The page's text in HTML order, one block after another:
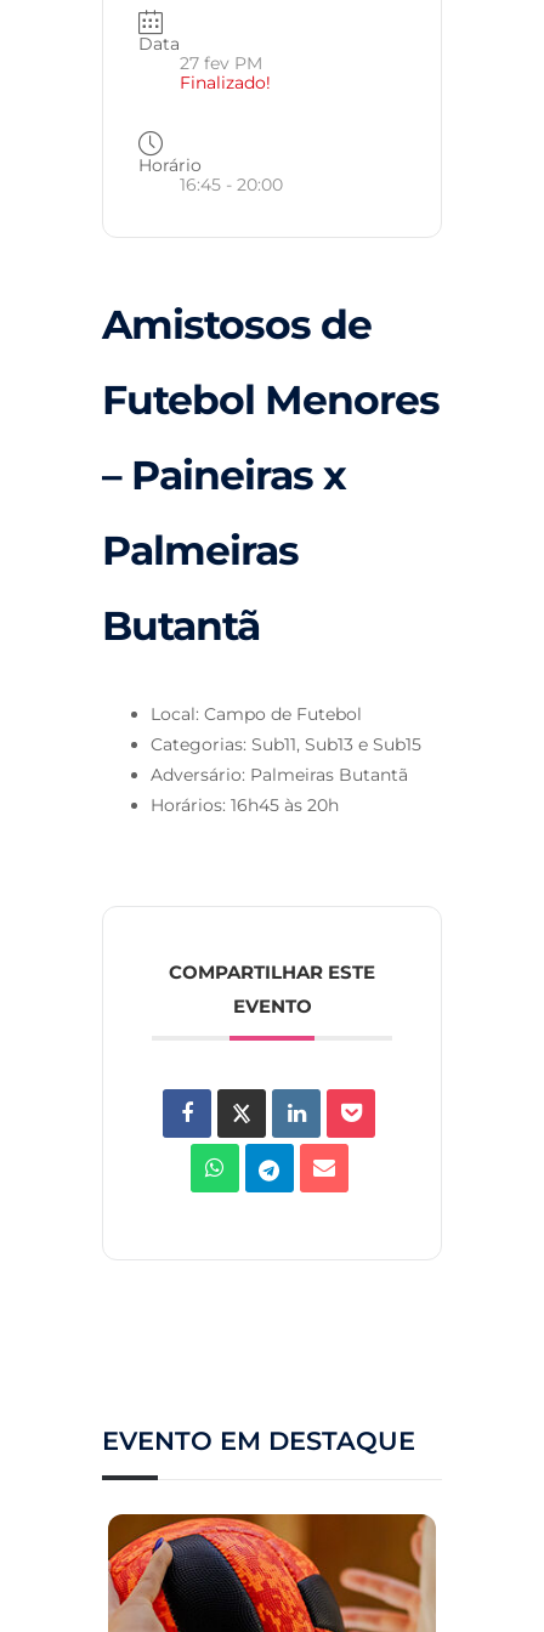
Data
27 fev PM
Finalizado!
Horário
16:45 - 20:00
Amistosos de
Futebol Menores
– Paineiras x
Palmeiras
Butantã
Local: Campo de Futebol
Categorias: Sub11, Sub13 e Sub15
Adversário: Palmeiras Butantã
Horários: 16h45 às 20h
COMPARTILHAR ESTE
EVENTO
EVENTO EM DESTAQUE